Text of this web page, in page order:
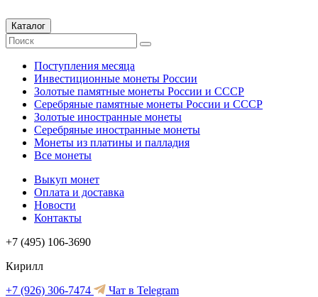
Каталог
Поступления месяца
Инвестиционные монеты России
Золотые памятные монеты России и СССР
Серебряные памятные монеты России и СССР
Золотые иностранные монеты
Серебряные иностранные монеты
Монеты из платины и палладия
Все монеты
Выкуп монет
Оплата и доставка
Новости
Контакты
+7 (495) 106-3690
Кирилл
+7 (926) 306-7474
Чат в Telegram